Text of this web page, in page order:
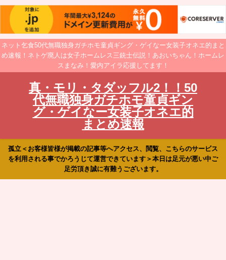
ネット乞食50代無職独身ガチホモ童貞ギング・ゲイなー女装子オネエ的まと
め速報！ネトゲ廃人は女子ホームレス三銃士伝説！あおいちゃん！ホームレ
スまなみ！愛内アイラ応援してます！
真・モリ・タダッフル2！！50
代無職独身ガチホモ童貞ギン
グ・ゲイなー女装子オネエ的
まとめ速報
孤立＜お客様皆様が掲載の記事等へアクセス、閲覧、こちらのサービス
を利用される事でかろうじて運営できています＞本日は足元が悪い中ご
足労頂き誠に有難うございます。